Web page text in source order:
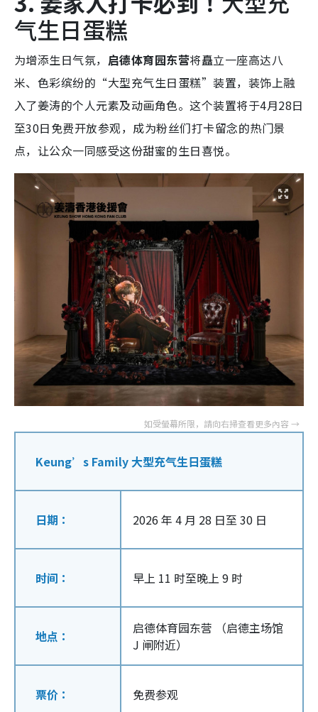
气生日蛋糕
为增添生日气氛， 启德体育园东营将矗立一座高达八
米、色彩缤纷的“大型充气生日蛋糕”装置，装饰上融
入了姜涛的个人元素及动画角色。这个装置将于4月28日
至30日免费开放参观，成为粉丝们打卡留念的热门景
点，让公众一同感受这份甜蜜的生日喜悦。
Keung’s Family 大型充气生日蛋糕
日期： 2026 年 4 月 28 日至 30 日
时间： 早上 11 时至晚上 9 时
地点：
启德体育园东营 （启德主场馆
J 闸附近）
票价： 免费参观